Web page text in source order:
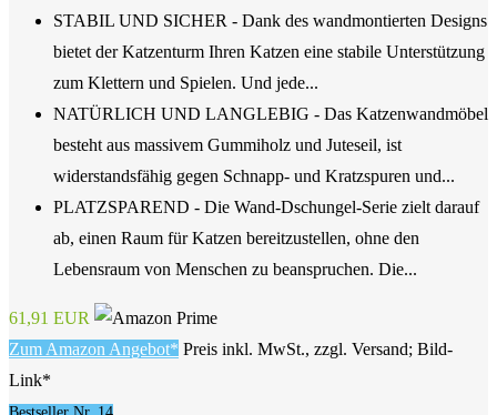
STABIL UND SICHER - Dank des wandmontierten Designs
bietet der Katzenturm Ihren Katzen eine stabile Unterstützung
zum Klettern und Spielen. Und jede...
NATÜRLICH UND LANGLEBIG - Das Katzenwandmöbel
besteht aus massivem Gummiholz und Juteseil, ist
widerstandsfähig gegen Schnapp- und Kratzspuren und...
PLATZSPAREND - Die Wand-Dschungel-Serie zielt darauf
ab, einen Raum für Katzen bereitzustellen, ohne den
Lebensraum von Menschen zu beanspruchen. Die...
61,91 EUR
Zum Amazon Angebot* Preis inkl. MwSt., zzgl. Versand; Bild-
Link*